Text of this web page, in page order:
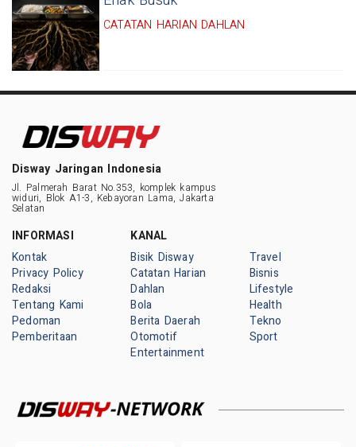
CATATAN HARIAN DAHLAN
Disway Jaringan Indonesia
Jl. Palmerah Barat No.353, komplek kampus
widuri, Blok A1-3, Kebayoran Lama, Jakarta
Selatan
INFORMASI
Kontak
Privacy Policy
Redaksi
Tentang Kami
Pedoman
Pemberitaan
KANAL
Bisik Disway
Catatan Harian
Dahlan
Bola
Berita Daerah
Otomotif
Entertainment
Travel
Bisnis
Lifestyle
Health
Tekno
Sport